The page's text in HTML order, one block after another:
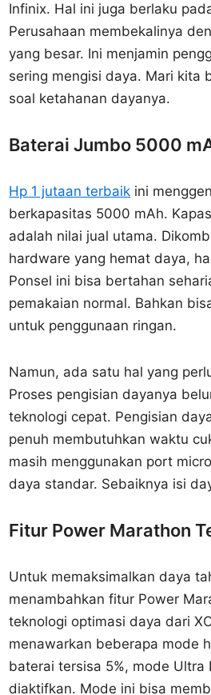
Infinix. Hal ini juga berlaku
Perusahaan membekalinya
yang besar. Ini menjamin
sering mengisi daya. Mari kita
soal ketahanan dayanya.
Baterai Jumbo 5000
Hp 1 jutaan terbaik ini
berkapasitas 5000 mAh.
adalah nilai jual utama.
hardware yang hemat daya,
Ponsel ini bisa bertahan
pemakaian normal. Bahkan
untuk penggunaan ringan.
Namun, ada satu hal yang
Proses pengisian dayanya
teknologi cepat. Pengisian
penuh membutuhkan waktu
masih menggunakan port
daya standar. Sebaiknya isi
Fitur Power Marathon
Untuk memaksimalkan daya
menambahkan fitur Power
teknologi optimasi daya dari
menawarkan beberapa mode
baterai tersisa 5%, mode Ultra
diaktifkan. Mode ini bisa